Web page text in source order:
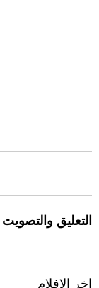
التعليق
اخر الافلام